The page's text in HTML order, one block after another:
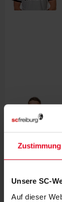
Zustimmung
Unsere SC-
Auf dieser